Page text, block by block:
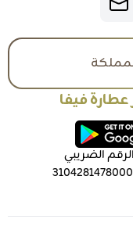
فيفا
الرقم الضريبي